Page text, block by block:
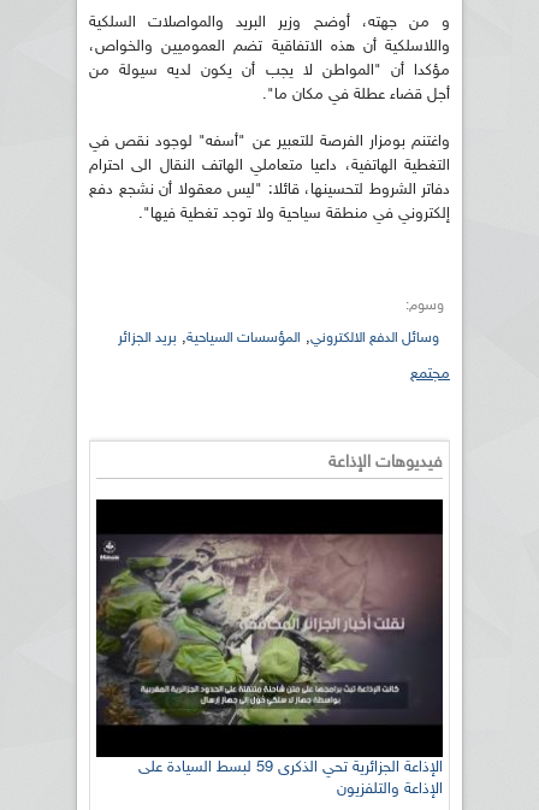
و من جهته، أوضح وزير البريد والمواصلات السلكية
واللاسلكية أن هذه الاتفاقية تضم العموميين والخواص،
مؤكدا أن "المواطن لا يجب أن يكون لديه سيولة من
أجل قضاء عطلة في مكان ما".
واغتنم بومزار الفرصة للتعبير عن "أسفه" لوجود نقص في
التغطية الهاتفية، داعيا متعاملي الهاتف النقال الى احترام
دفاتر الشروط لتحسينها، قائلا: "ليس معقولا أن نشجع دفع
إلكتروني في منطقة سياحية ولا توجد تغطية فيها".
وسوم:
وسائل الدفع الالكتروني, المؤسسات السياحية, بريد الجزائر
مجتمع
فيديوهات الإذاعة
الإذاعة الجزائرية تحي الذكرى 59 لبسط السيادة على
الإذاعة والتلفزيون